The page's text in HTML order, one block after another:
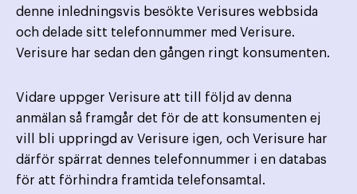
denne inledningsvis besökte Verisures webbsida
och delade sitt telefonnummer med Verisure.
Verisure har sedan den gången ringt konsumenten.
Vidare uppger Verisure att till följd av denna
anmälan så framgår det för de att konsumenten ej
vill bli uppringd av Verisure igen, och Verisure har
därför spärrat dennes telefonnummer i en databas
för att förhindra framtida telefonsamtal.